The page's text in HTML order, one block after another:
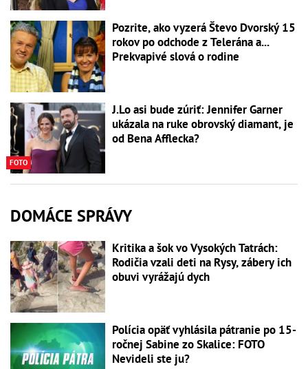
Pozrite, ako vyzerá Števo Dvorský 15
rokov po odchode z Telerána a...
Prekvapivé slová o rodine
FOTO
J.Lo asi bude zúriť: Jennifer Garner
ukázala na ruke obrovský diamant, je
od Bena Afflecka?
DOMÁCE SPRÁVY
Kritika a šok vo Vysokých Tatrách:
Rodičia vzali deti na Rysy, zábery ich
obuvi vyrážajú dych
Polícia opäť vyhlásila pátranie po 15-
ročnej Sabine zo Skalice: FOTO
Nevideli ste ju?